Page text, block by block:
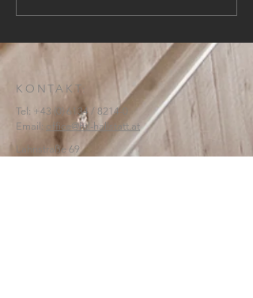
KONTAKT:
Tel: +43 (0) 6134 / 8214-0
Email: office@htl-hallstatt.at
Lahnstraße 69